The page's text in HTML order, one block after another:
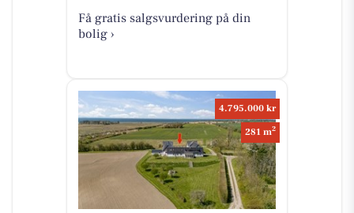
Få gratis salgsvurdering på din
bolig ›
4.795.000 kr
281 m2